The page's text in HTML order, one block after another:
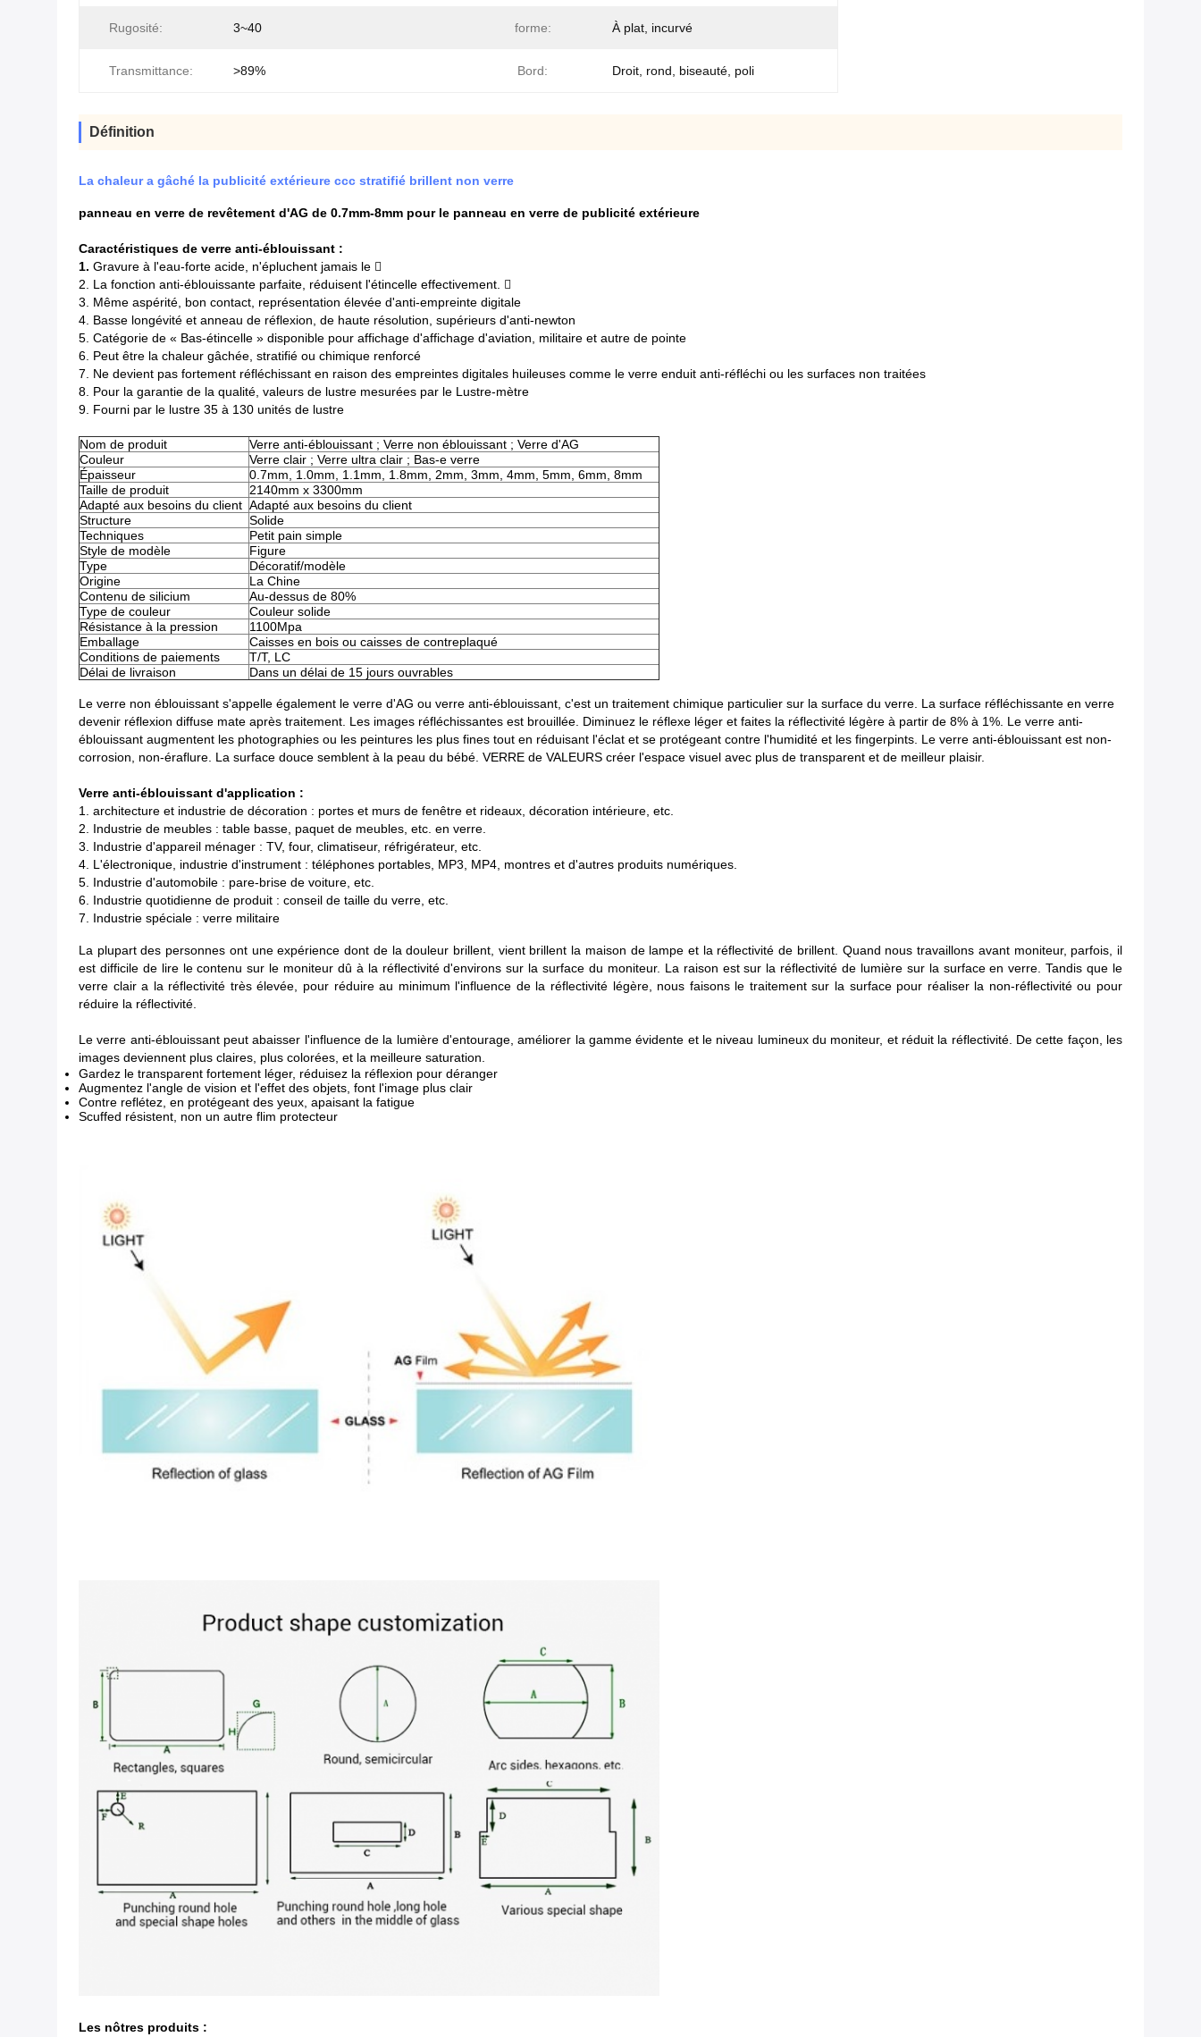
Rugosité: 3~40 forme: À plat, incurvé
Transmittance: >89% Bord: Droit, rond, biseauté, poli
Définition
La chaleur a gâché la publicité extérieure ccc stratifié brillent non verre
panneau en verre de revêtement d'AG de 0.7mm-8mm pour le panneau en verre de publicité extérieure
Caractéristiques de verre anti-éblouissant :
1. Gravure à l'eau-forte acide, n'épluchent jamais le 
2. La fonction anti-éblouissante parfaite, réduisent l'étincelle effectivement. 
3. Même aspérité, bon contact, représentation élevée d'anti-empreinte digitale
4. Basse longévité et anneau de réflexion, de haute résolution, supérieurs d'anti-newton
5. Catégorie de « Bas-étincelle » disponible pour affichage d'affichage d'aviation, militaire et autre de pointe
6. Peut être la chaleur gâchée, stratifié ou chimique renforcé
7. Ne devient pas fortement réfléchissant en raison des empreintes digitales huileuses comme le verre enduit anti-réfléchi ou les surfaces non traitées
8. Pour la garantie de la qualité, valeurs de lustre mesurées par le Lustre-mètre
9. Fourni par le lustre 35 à 130 unités de lustre
Nom de produit
Verre anti-éblouissant ; Verre non éblouissant ; Verre d'AG
Couleur
Verre clair ; Verre ultra clair ; Bas-e verre
Épaisseur
0.7mm, 1.0mm, 1.1mm, 1.8mm, 2mm, 3mm, 4mm, 5mm, 6mm, 8mm
Taille de produit
2140mm x 3300mm
Adapté aux besoins du client Adapté aux besoins du client
Structure
Solide
Techniques
Petit pain simple
Style de modèle
Figure
Type
Décoratif/modèle
Origine
La Chine
Contenu de silicium
Au-dessus de 80%
Type de couleur
Couleur solide
Résistance à la pression
1100Mpa
Emballage
Caisses en bois ou caisses de contreplaqué
Conditions de paiements
T/T, LC
Délai de livraison
Dans un délai de 15 jours ouvrables
Le verre non éblouissant s'appelle également le verre d'AG ou verre anti-éblouissant, c'est un traitement chimique particulier sur la surface du verre. La surface réfléchissante en verre
devenir réflexion diffuse mate après traitement. Les images réfléchissantes est brouillée. Diminuez le réflexe léger et faites la réflectivité légère à partir de 8% à 1%. Le verre anti-
éblouissant augmentent les photographies ou les peintures les plus fines tout en réduisant l'éclat et se protégeant contre l'humidité et les fingerpints. Le verre anti-éblouissant est non-
corrosion, non-éraflure. La surface douce semblent à la peau du bébé. VERRE de VALEURS créer l'espace visuel avec plus de transparent et de meilleur plaisir.
Verre anti-éblouissant d'application :
1. architecture et industrie de décoration : portes et murs de fenêtre et rideaux, décoration intérieure, etc.
2. Industrie de meubles : table basse, paquet de meubles, etc. en verre.
3. Industrie d'appareil ménager : TV, four, climatiseur, réfrigérateur, etc.
4. L'électronique, industrie d'instrument : téléphones portables, MP3, MP4, montres et d'autres produits numériques.
5. Industrie d'automobile : pare-brise de voiture, etc.
6. Industrie quotidienne de produit : conseil de taille du verre, etc.
7. Industrie spéciale : verre militaire
La plupart des personnes ont une expérience dont de la douleur brillent, vient brillent la maison de lampe et la réflectivité de brillent. Quand nous travaillons avant moniteur, parfois, il
est difficile de lire le contenu sur le moniteur dû à la réflectivité d'environs sur la surface du moniteur. La raison est sur la réflectivité de lumière sur la surface en verre. Tandis que le
verre clair a la réflectivité très élevée, pour réduire au minimum l'influence de la réflectivité légère, nous faisons le traitement sur la surface pour réaliser la non-réflectivité ou pour
réduire la réflectivité.
Le verre anti-éblouissant peut abaisser l'influence de la lumière d'entourage, améliorer la gamme évidente et le niveau lumineux du moniteur, et réduit la réflectivité. De cette façon, les
images deviennent plus claires, plus colorées, et la meilleure saturation.
Gardez le transparent fortement léger, réduisez la réflexion pour déranger
Augmentez l'angle de vision et l'effet des objets, font l'image plus clair
Contre reflétez, en protégeant des yeux, apaisant la fatigue
Scuffed résistent, non un autre flim protecteur
Les nôtres produits :